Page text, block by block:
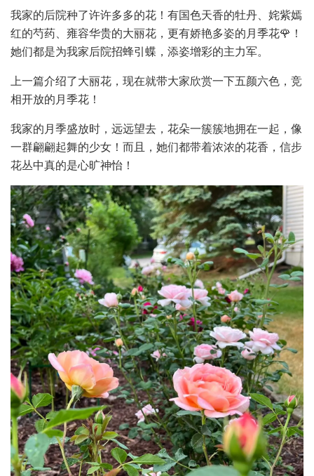
我家的后院种了许许多多的花！有国色天香的牡丹、姹紫嫣
红的芍药、雍容华贵的大丽花，更有娇艳多姿的月季花🌹！
她们都是为我家后院招蜂引蝶，添姿增彩的主力军。
上一篇介绍了大丽花，现在就带大家欣赏一下五颜六色，竞
相开放的月季花！
我家的月季盛放时，远远望去，花朵一簇簇地拥在一起，像
一群翩翩起舞的少女！而且，她们都带着浓浓的花香，信步
花丛中真的是心旷神怡！